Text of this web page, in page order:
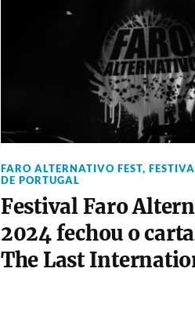
FARO ALTERNATIVO FEST,
DE PORTUGAL
Festival Faro
2024 fechou o
The Last